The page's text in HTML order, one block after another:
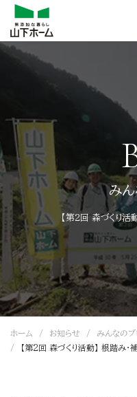
みん
【第2回 森づくり活
ホーム お知らせ
みんなのブ
【第2回 森づくり活動】 根踏み・